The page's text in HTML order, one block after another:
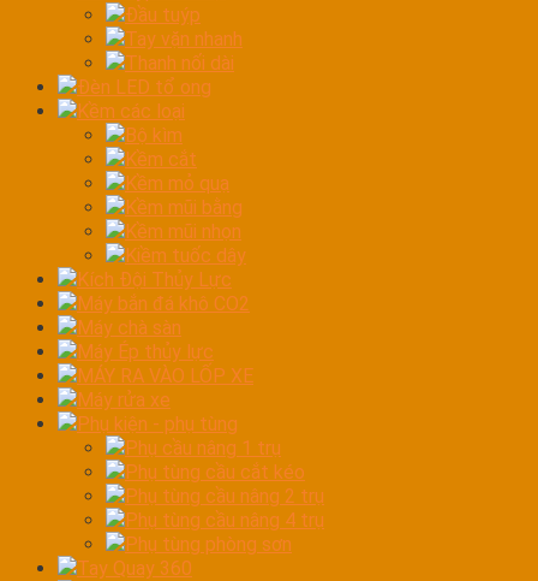
Đầu tuýp
Tay vặn nhanh
Thanh nối dài
Đèn LED tổ ong
Kềm các loại
Bộ kìm
Kềm cắt
Kềm mỏ quạ
Kềm mũi bằng
Kềm mũi nhọn
Kiềm tuốc dây
Kích Đội Thủy Lực
Máy bắn đá khô CO2
Máy chà sàn
Máy Ép thủy lực
MÁY RA VÀO LỐP XE
Máy rửa xe
Phụ kiện - phụ tùng
Phụ cầu nâng 1 trụ
Phụ tùng cầu cắt kéo
Phụ tùng cầu nâng 2 trụ
Phụ tùng cầu nâng 4 trụ
Phụ tùng phòng sơn
Tay Quay 360